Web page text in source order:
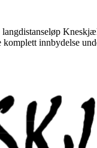
innbydelse